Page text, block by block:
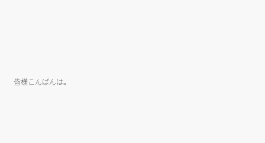
皆様こんばんは。